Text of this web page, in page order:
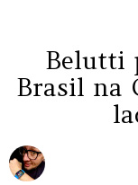
Belutti
Brasil na